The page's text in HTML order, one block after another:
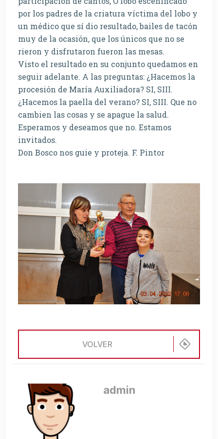
por los padres de la criatura víctima del lobo y
un médico que sí dio resultado, bailes de tacón
muy de la ocasión, que los únicos que no se
rieron y disfrutaron fueron las mesas.
Visto el resultado en su conjunto quedamos en
seguir adelante. A las preguntas: ¿Hacemos la
procesión de María Auxiliadora? SI, SIII.
¿Hacemos la paella del verano? SI, SIII. Que no
cambien las cosas y se apague la salud.
Esperamos y deseamos que no. Estamos
invitados.
Don Bosco nos guie y proteja. F. Pintor
VOLVER
admin